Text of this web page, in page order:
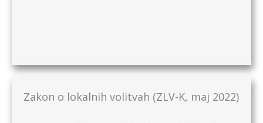
Zakon o lokalnih volitvah (ZLV-K, maj 2022)